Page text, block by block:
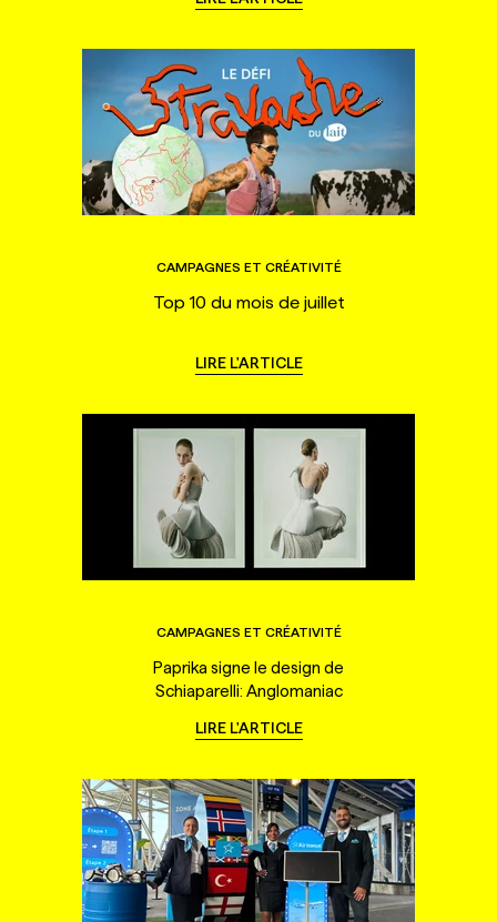
CAMPAGNES ET CRÉATIVITÉ
Top 10 du mois de juillet
LIRE L'ARTICLE
CAMPAGNES ET CRÉATIVITÉ
Paprika signe le design de
Schiaparelli: Anglomaniac
LIRE L'ARTICLE